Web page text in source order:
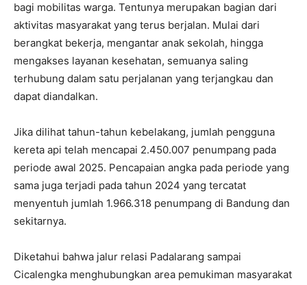
bagi mobilitas warga. Tentunya merupakan bagian dari
aktivitas masyarakat yang terus berjalan. Mulai dari
berangkat bekerja, mengantar anak sekolah, hingga
mengakses layanan kesehatan, semuanya saling
terhubung dalam satu perjalanan yang terjangkau dan
dapat diandalkan.
Jika dilihat tahun-tahun kebelakang, jumlah pengguna
kereta api telah mencapai 2.450.007 penumpang pada
periode awal 2025. Pencapaian angka pada periode yang
sama juga terjadi pada tahun 2024 yang tercatat
menyentuh jumlah 1.966.318 penumpang di Bandung dan
sekitarnya.
Diketahui bahwa jalur relasi Padalarang sampai
Cicalengka menghubungkan area pemukiman masyarakat